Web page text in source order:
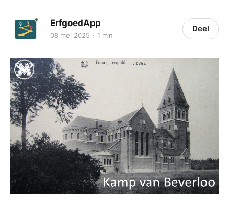
ErfgoedApp
08 mei 2025 1 min
Deel